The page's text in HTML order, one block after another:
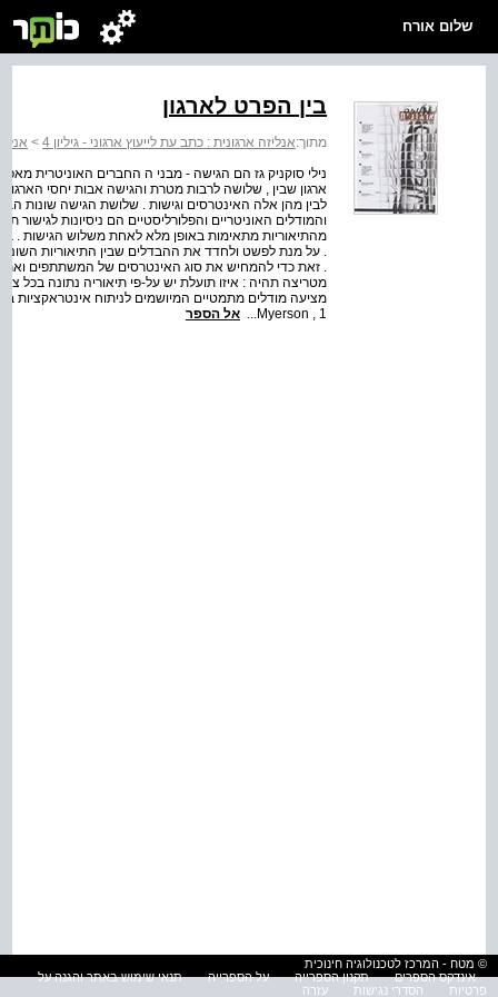
שלום אורח
בין הפרט לארגון
מתוך:אנליזה ארגונית : כתב עת לייעוץ ארגוני - גיליון 4 >
נילי סוקניק גז הם הגישה - מבני ה החברים האוניטרית
ארגון שבין , שלושה לרבות מטרת והגישה אבות יחסי הארגון
לבין מהן אלה האינטרסים וגישות . שלושת הגישה שונות
והמודלים האוניטריים והפלורליסטיים הם ניסיונות לגישור
מהתיאוריות מתאימות באופן מלא לאחת משלוש הגישות .
. על מנת לפשט ולחדד את ההבדלים שבין התיאוריות
. זאת כדי להמחיש את סוג האינטרסים של המשתתפים ואת
מטריצה תהיה : איזו תועלת יש על-פי תיאוריה נתונה בכל
מציעה מודלים מתמטיים המיושמים לניתוח
Myerson , 1...
אל הספר
© מטח - המרכז לטכנולוגיה חינוכית
אינדקס הספרים
תקנון הספרייה על הספרייה
תנאי שימוש באתר והגנה על
פרטיות
הסדרי נגישות עזרה